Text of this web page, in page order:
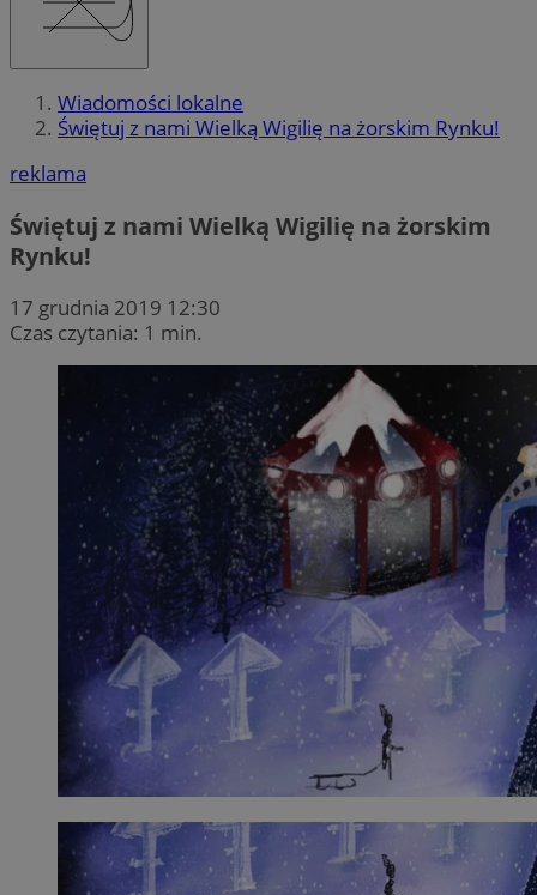
Wiadomości lokalne
Świętuj z nami Wielką Wigilię na żorskim Rynku!
reklama
Świętuj z nami Wielką Wigilię na żorskim
Rynku!
17 grudnia 2019 12:30
Czas czytania: 1 min.